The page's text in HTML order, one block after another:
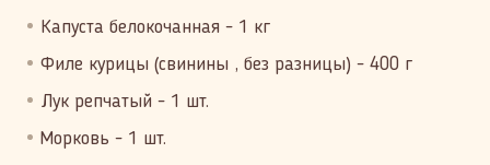
Капуста белокочанная - 1 кг
Филе курицы (свинины , без разницы) - 400 г
Лук репчатый - 1 шт.
Морковь - 1 шт.